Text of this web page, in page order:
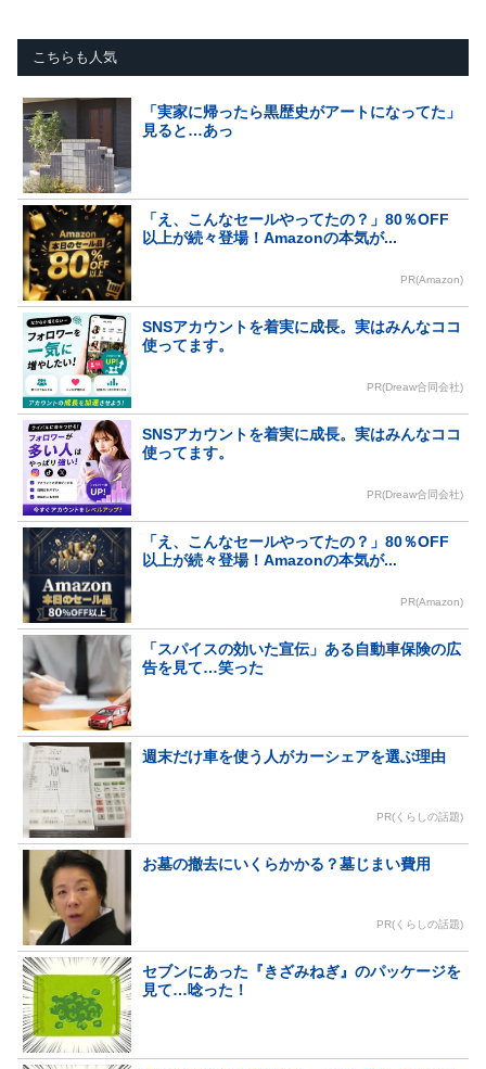
こちらも人気
「実家に帰ったら黒歴史がアートになってた」
見ると…あっ
「え、こんなセールやってたの？」80％OFF
以上が続々登場！Amazonの本気が...
PR(Amazon)
SNSアカウントを着実に成長。実はみんなココ
使ってます。
PR(Dreaw合同会社)
SNSアカウントを着実に成長。実はみんなココ
使ってます。
PR(Dreaw合同会社)
「え、こんなセールやってたの？」80％OFF
以上が続々登場！Amazonの本気が...
PR(Amazon)
「スパイスの効いた宣伝」ある自動車保険の広
告を見て…笑った
週末だけ車を使う人がカーシェアを選ぶ理由
PR(くらしの話題)
お墓の撤去にいくらかかる？墓じまい費用
PR(くらしの話題)
セブンにあった『きざみねぎ』のパッケージを
見て…唸った！